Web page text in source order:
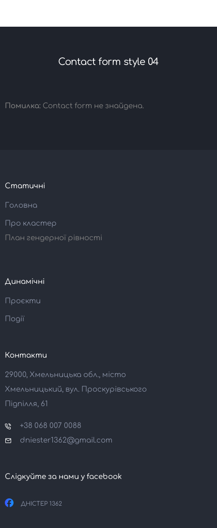
Contact form style 04
Помилка: Contact form не знайдена.
Статичні
Головна
Про кластер
План гендерної рівності
Динамічні
Проєкти
Події
Контакти
29000, Хмельницька обл., місто
Хмельницький, вул. Проскурівського
Підпілля, 61
+38 068 007 0088
dniester1362@gmail.com
Слідкуйте за нами у facebook
ДНІСТЕР 1362